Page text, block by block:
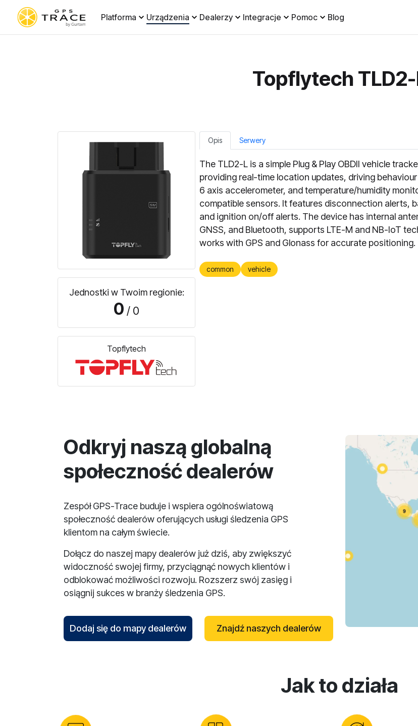
Platforma Urządzenia Dealerzy Integracje Pomoc Blog
Topflytech
Jednostki w Twoim regionie:
0 / 0
Topflytech
Opis Serwery
The TLD2-L is a simple Plug & Play OBDII vehicle
providing real-time location updates, driving
6 axis accelerometer, and temperature/humidity
compatible sensors. It features disconnection alerts,
and ignition on/off alerts. The device has internal
GNSS, and Bluetooth, supports LTE-M and NB-IoT
works with GPS and Glonass for accurate positioning.
common vehicle
Odkryj naszą globalną
społeczność dealerów
Zespół GPS-Trace buduje i wspiera ogólnoświatową
społeczność dealerów oferujących usługi śledzenia GPS
klientom na całym świecie.
Dołącz do naszej mapy dealerów już dziś, aby zwiększyć
widoczność swojej firmy, przyciągnąć nowych klientów i
odblokować możliwości rozwoju. Rozszerz swój zasięg i
osiągnij sukces w branży śledzenia GPS.
Dodaj się do mapy dealerów Znajdź naszych dealerów
Jak to działa